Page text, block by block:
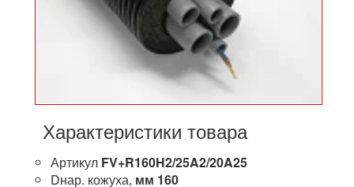
Характеристики товара
Артикул FV+R160H2/25A2/20A25
Dнар. кожуха, мм 160